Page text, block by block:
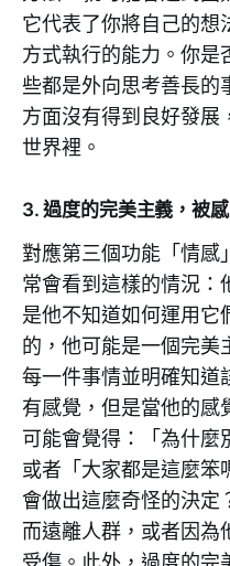
它代表了你將自己的想
方式執行的能力。你是
些都是外向思考善長的
方面沒有得到良好發展
世界裡。
3. 過度的完美主義，被
對應第三個功能「情感
常會看到這樣的情況：
是他不知道如何運用它
的，他可能是一個完美
每一件事情並明確知道
有感覺，但是當他的感
可能會覺得：「為什麼
或者「大家都是這麼笨
會做出這麼奇怪的決定
而遠離人群，或者因為